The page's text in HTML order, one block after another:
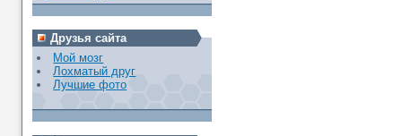
Друзья сайта
Мой мозг
Лохматый друг
Лучшие фото